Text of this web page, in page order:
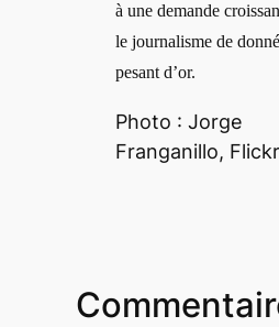
à une demande
le journalisme de
pesant d’or.
Photo : Jorge
Franganillo, Flickr